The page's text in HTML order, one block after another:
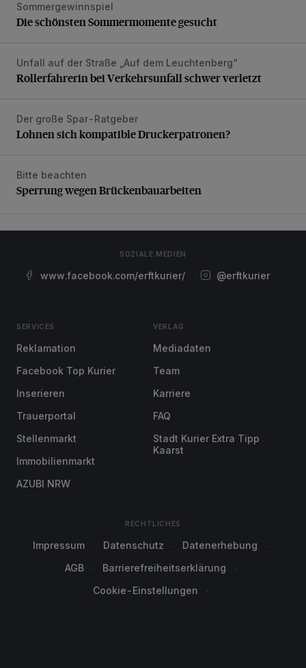
Die schönsten Sommermomente gesucht
Sommergewinnspiel
Die schönsten Sommermomente gesucht
Rollerfahrerin bei Verkehrsunfall schwer verletzt
Unfall auf der Straße „Auf dem Leuchtenberg“
Rollerfahrerin bei Verkehrsunfall schwer verletzt
Lohnen sich kompatible Druckerpatronen?
Der große Spar-Ratgeber
Lohnen sich kompatible Druckerpatronen?
Sperrung wegen Brückenbauarbeiten
Bitte beachten
Sperrung wegen Brückenbauarbeiten
SOZIALE MEDIEN
www.facebook.com/erftkurier/ @erftkurier
SERVICES
Reklamation
Facebook Top Kurier
Inserieren
Trauerportal
Stellenmarkt
Immobilienmarkt
AZUBI NRW
VERLAG
Mediadaten
Team
Karriere
FAQ
Stadt Kurier Extra Tipp
Kaarst
RECHTLICHES
Impressum Datenschutz
Datenerhebung
AGB
Barrierefreiheitserklärung
Cookie-Einstellungen